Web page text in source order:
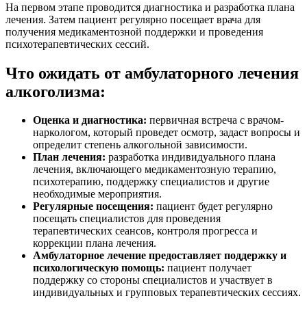
На первом этапе проводится диагностика и разработка плана
лечения. Затем пациент регулярно посещает врача для
получения медикаментозной поддержки и проведения
психотерапевтических сессий.
Что ожидать от амбулаторного лечения
алкоголизма:
Оценка и диагностика: первичная встреча с врачом-
наркологом, который проведет осмотр, задаст вопросы и
определит степень алкогольной зависимости.
План лечения: разработка индивидуального плана
лечения, включающего медикаментозную терапию,
психотерапию, поддержку специалистов и другие
необходимые мероприятия.
Регулярные посещения: пациент будет регулярно
посещать специалистов для проведения
терапевтических сеансов, контроля прогресса и
коррекции плана лечения.
Амбулаторное лечение предоставляет поддержку и
психологическую помощь: пациент получает
поддержку со стороны специалистов и участвует в
индивидуальных и групповых терапевтических сессиях.